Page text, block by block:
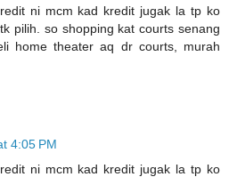
ni mcm kad kredit jugak la tp ko
pilih. so shopping kat courts senang
home theater aq dr courts, murah
4:05 PM
ni mcm kad kredit jugak la tp ko